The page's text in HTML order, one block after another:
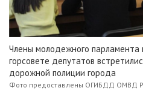
Члены молодежного парламента
горсовете депутатов
дорожной полиции города
Фото предоставлены ОГИБДД ОМВД